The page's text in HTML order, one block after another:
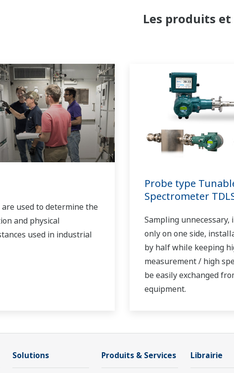
Les produits
are used to determine the
and physical
used in industrial
Probe type
Spectrometer
Sampling
only on one side,
by half while keeping
measurement / high
be easily exchanged
equipment.
Solutions Produits & Services Librairie